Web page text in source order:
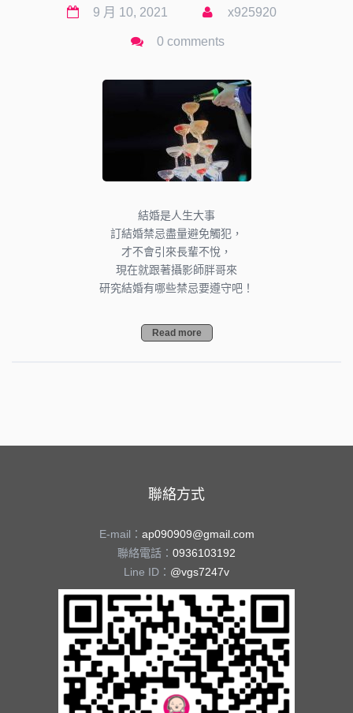
9 月 10, 2021 x925920
0 comments
結婚是人生大事
訂結婚禁忌盡量避免觸犯，
才不會引來長輩不悅，
現在就跟著攝影師胖哥來
研究結婚有哪些禁忌要遵守吧！
Read more
聯絡方式
E-mail： ap090909@gmail.com
聯絡電話： 0936103192
Line ID： @vgs7247v